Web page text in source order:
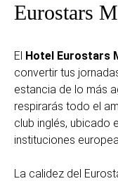
Eurostars
El Hotel Eurostars
convertir tus
estancia de lo más
respirarás todo el
club inglés, ubicado
instituciones
La calidez del